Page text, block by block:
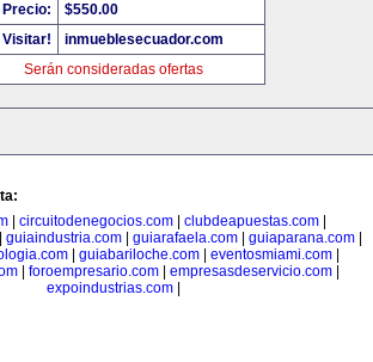
Precio:
$550.00
Visitar!
inmueblesecuador.com
Serán consideradas ofertas
| circuitodenegocios.com| clubdeapuestas.com|
guiaindustria.com| guiarafaela.com| guiaparana.com|
guiabariloche.com eventosmiami.com
foroempresario.com empresasdeservicio.com
expoindustrias.com